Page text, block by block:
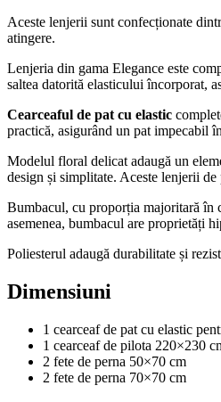
Aceste lenjerii sunt confecționate
atingere.
Lenjeria din gama Elegance este
saltea datorită elasticului încorporat,
Cearceaful de pat cu elastic
practică, asigurând un pat impecabil
Modelul floral delicat adaugă un
design și simplitate. Aceste lenjerii
Bumbacul, cu proporția majoritară în
asemenea, bumbacul are proprietăți
Poliesterul adaugă durabilitate și
Dimensiuni
1 cearceaf de pat cu elastic
1 cearceaf de pilota 220×230
2 fete de perna 50×70 cm
2 fete de perna 70×70 cm